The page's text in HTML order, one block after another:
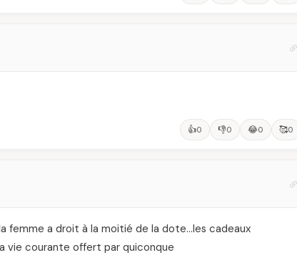
👍0 👎0 😂0 🥰0
femme a droit à la moitié de la dote…les cadeaux
vie courante offert par quiconque